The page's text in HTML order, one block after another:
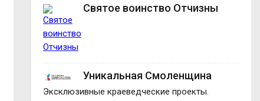
Святое воинство Отчизны
Уникальная Смоленщина
Эксклюзивные краеведческие проекты.